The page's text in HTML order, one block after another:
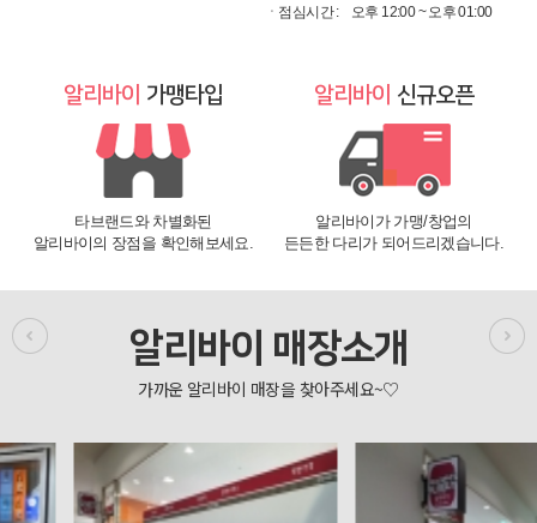
ㆍ점심시간 :
오후 12:00 ~ 오후 01:00
알리바이 가맹타입
타브랜드와 차별화된
알리바이의 장점을 확인해보세요.
알리바이 신규오픈
알리바이가 가맹/창업의
든든한 다리가 되어드리겠습니다.
알리바이 매장소개